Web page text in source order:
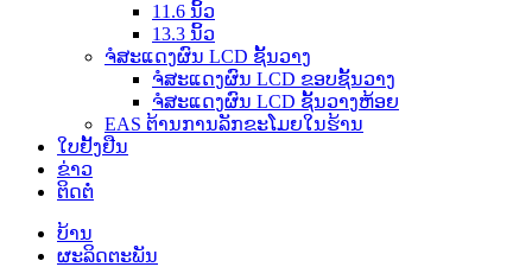
11.6 ນິ້ວ
13.3 ນິ້ວ
ຈໍສະແດງຜົນ LCD ຊັ້ນວາງ
ຈໍສະແດງຜົນ LCD ຂອບຊັ້ນວາງ
ຈໍສະແດງຜົນ LCD ຊັ້ນວາງຫ້ອຍ
EAS ຕ້ານການລັກຂະໂມຍໃນຮ້ານ
ໃບຢັ້ງຢືນ
ຂ່າວ
ຕິດຕໍ່
ບ້ານ
ຜະລິດຕະພັນ